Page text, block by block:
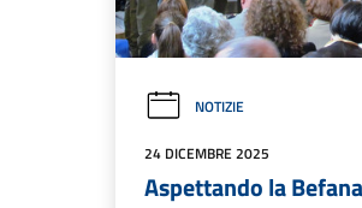
NOTIZIE
24 DICEMBRE 2025
Aspettando la Befana